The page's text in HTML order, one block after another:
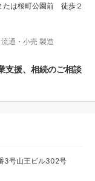
たは桜町公園前 徒歩２
流通・小売 製造
支援、相続のご相談
3号山王ビル302号